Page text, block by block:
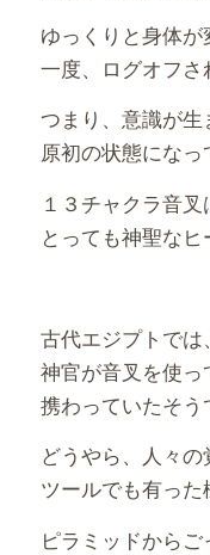
ゆっくりと身体が
一度、ログオフさ
つまり、意識が生
原初の状態になっ
１３チャクラ音叉
とっても神聖なヒ
古代エジプトでは、
神官が音叉を使っ
携わっていたそう
どうやら、人々
ツールでも有った
ピラミッドからご